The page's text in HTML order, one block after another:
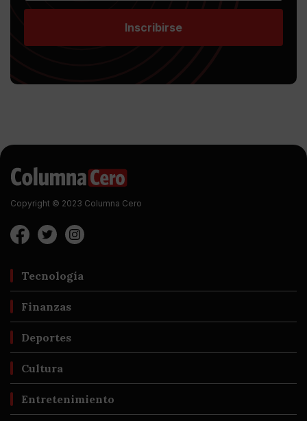
Inscribirse
Copyright © 2023 Columna Cero
Tecnología
Finanzas
Deportes
Cultura
Entretenimiento